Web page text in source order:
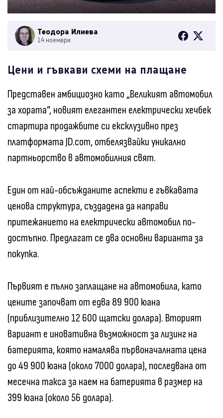
Теодора Илиева
14 ноември
Цени и гъвкави схеми на плащане
Представен амбициозно като „Великият автомобил
за хората“, новият елегантен електрически хечбек
стартира продажбите си ексклузивно през
платформата JD.com, отбелязвайки уникално
партньорство в автомобилния свят.
Един от най-обсъжданите аспекти е гъвкавата
ценова структура, създадена да направи
притежанието на електрически автомобил по-
достъпно. Предлагат се два основни варианта за
покупка.
Първият е пълно заплащане на автомобила, като
цените започват от едва 89 900 юана
(приблизително 12 600 щатски долара). Вторият
вариант е иновативна възможност за лизинг на
батерията, която намалява първоначалната цена
до 49 900 юана (около 7000 долара), последвана от
месечна такса за наем на батерията в размер на
399 юана (около 56 долара).